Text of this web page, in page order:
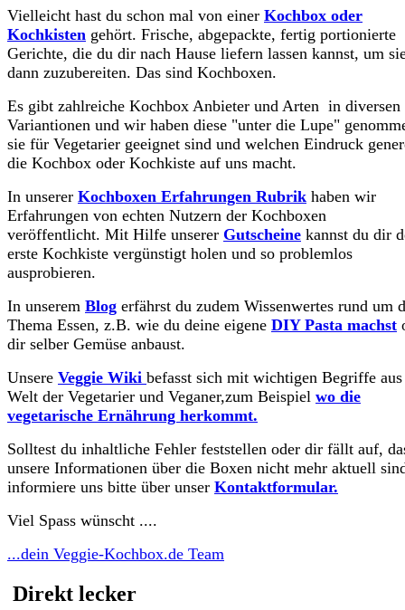
Vielleicht hast du schon mal von einer Kochbox oder
Kochkisten gehört. Frische, abgepackte, fertig portionierte
Gerichte, die du dir nach Hause liefern lassen kannst, um
dann zuzubereiten. Das sind Kochboxen.
Es gibt zahlreiche Kochbox Anbieter und Arten in diversen
Variantionen und wir haben diese "unter die Lupe"
sie für Vegetarier geeignet sind und welchen Eindruck
die Kochbox oder Kochkiste auf uns macht.
In unserer Kochboxen Erfahrungen Rubrik haben wir
Erfahrungen von echten Nutzern der Kochboxen
veröffentlicht. Mit Hilfe unserer Gutscheine kannst du dir
erste Kochkiste vergünstigt holen und so problemlos
ausprobieren.
In unserem Blog erfährst du zudem Wissenwertes rund um
Thema Essen, z.B. wie du deine eigene DIY Pasta machst
dir selber Gemüse anbaust.
Unsere Veggie Wiki befasst sich mit wichtigen Begriffe
Welt der Vegetarier und Veganer,zum Beispiel wo die
vegetarische Ernährung herkommt.
Solltest du inhaltliche Fehler feststellen oder dir fällt auf,
unsere Informationen über die Boxen nicht mehr aktuell
informiere uns bitte über unser Kontaktformular.
Viel Spass wünscht ....
...dein Veggie-Kochbox.de Team
Direkt lecker